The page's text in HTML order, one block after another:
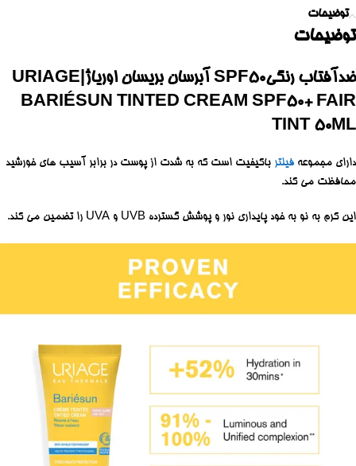
توضیحات
توضیحات
ضدآفتاب رنگیSPF50 آبرسان بریسان اوریاژ|URIAGE
BARIÉSUN TINTED CREAM SPF50+ FAIR
TINT 50ML
دارای مجموعه فیلتر باکیفیت است که به شدت از پوست در برابر آسیب های خورشید
محافظت می کند.
این کرم به نو به خود پایداری نور و پوشش گسترده UVB و UVA را تضمین می کند.